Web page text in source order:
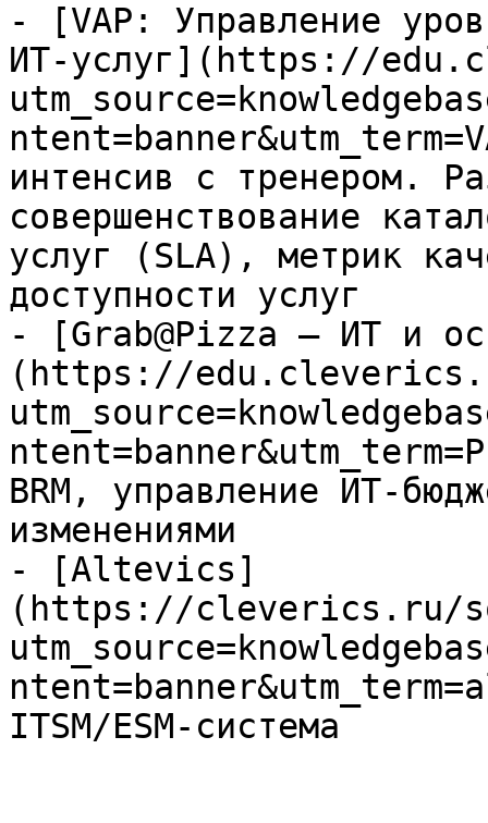
- [VAP: Управление
ИТ-услуг](https://
интенсив с тренером.
совершенствование
услуг (SLA), метрик
доступности услуг
- [Grab@Pizza — ИТ и
(https://
BRM, управление ИТ-
изменениями
- [Altevics]
(https://cleverics.ru/
ITSM/ESM-система